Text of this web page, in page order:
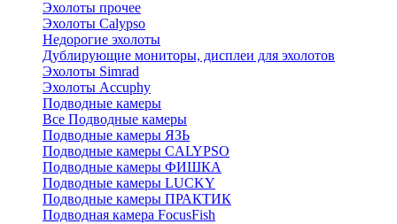
Эхолоты прочее
Эхолоты Calypso
Недорогие эхолоты
Дублирующие мониторы, дисплеи для эхолотов
Эхолоты Simrad
Эхолоты Accuphy
Подводные камеры
Все Подводные камеры
Подводные камеры ЯЗЬ
Подводные камеры CALYPSO
Подводные камеры ФИШКА
Подводные камеры LUCKY
Подводные камеры ПРАКТИК
Подводная камера FocusFish